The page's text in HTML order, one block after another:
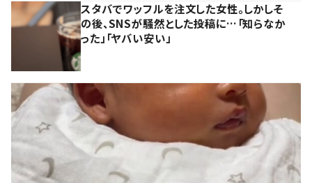
スタバでワッフルを注文した女性。しかしそ
の後、SNSが騒然とした投稿に…「知らなか
った」「ヤバい安い」